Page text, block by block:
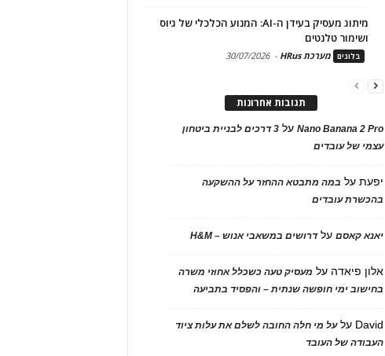
מיתוג מעסיק בעידן ה-AI: המנוע הכלכלי של גיוס
ושימור טלנטים
בלוגים מערכת HRus -
30/07/2026
תגובות אחרונות
Nano Banana 2 Proעל
3 דרכים לבניית ביטחון
עצמי של עובדים
יפעתעל במה מתבטא ההחזר על ההשקעה
בהכשרת עובדים
יאנא קאסםעלדרושים במשאבי אנוש – H&M
אלון פיאדה על מעסיק טעה כשכלל אחוזי משרה
בחישוב ימי חופשה שנתית – והפסיד בתביעה
David עלעל מי חלה החובה לשלם את עלות ציוד
העבודה של העובד